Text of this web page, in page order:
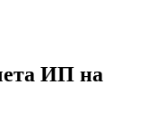
ИП на